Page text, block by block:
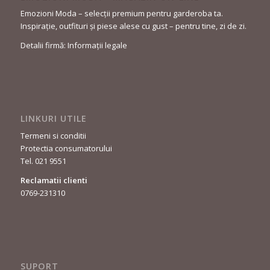
Emozioni Moda – selecții premium pentru garderoba ta.
Inspirație, outfituri și piese alese cu gust – pentru tine, zi de zi.
Detalii firmă: Informații legale
LINKURI UTILE
Termeni si conditii
Protectia consumatorului
Tel. 021 9551
Reclamatii clienti
0769-231310
SUPORT